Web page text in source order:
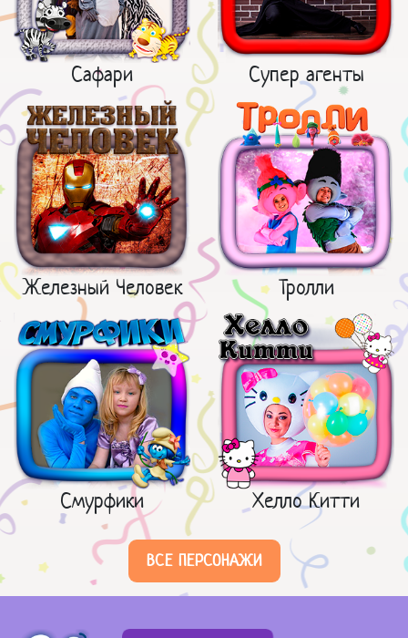
Сафари Супер агенты
Железный Человек Тролли
Смурфики Хелло Китти
ВСЕ ПЕРСОНАЖИ